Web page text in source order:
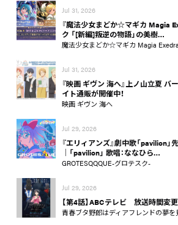
Jul 31, 2026
『魔法少女まどか☆マギカ Magia
ク 「[新編]叛逆の物語」の美樹…
魔法少女まどか☆マギカ Magia Exedra
Jul 31, 2026
『映画 ギヴン 海へ』上ノ山立夏 バ
イト通販が開催中！
映画 ギヴン 海へ
Jul 29, 2026
『エリィアンズ』劇中歌「pavilion」
│「pavilion」 歌唱：ななひら…
GROTESQQQUE-グロテスク-
Jul 29, 2026
【第4話】ABCテレビ 放送時間変
青春ブタ野郎はディアフレンドの夢を